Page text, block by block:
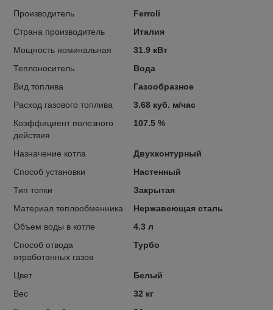
Производитель
Ferroli
Страна производитель
Италия
Мощность номинальная
31.9 кВт
Теплоноситель
Вода
Вид топлива
Газообразное
Расход газового топлива
3.68 куб. м/час
Коэффициент полезного
действия
107.5 %
Назначение котла
Двухконтурный
Способ установки
Настенный
Тип топки
Закрытая
Материал теплообменника
Нержавеющая сталь
Объем воды в котле
4.3 л
Способ отвода
отработанных газов
Турбо
Цвет
Белый
Вес
32 кг